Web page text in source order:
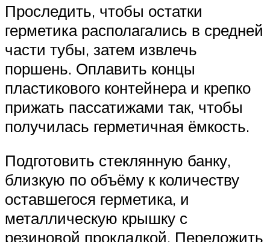
Проследить, чтобы остатки
герметика располагались в средней
части тубы, затем извлечь
поршень. Оплавить концы
пластикового контейнера и крепко
прижать пассатижами так, чтобы
получилась герметичная ёмкость.
Подготовить стеклянную банку,
близкую по объёму к количеству
оставшегося герметика, и
металлическую крышку с
резиновой прокладкой. Переложить